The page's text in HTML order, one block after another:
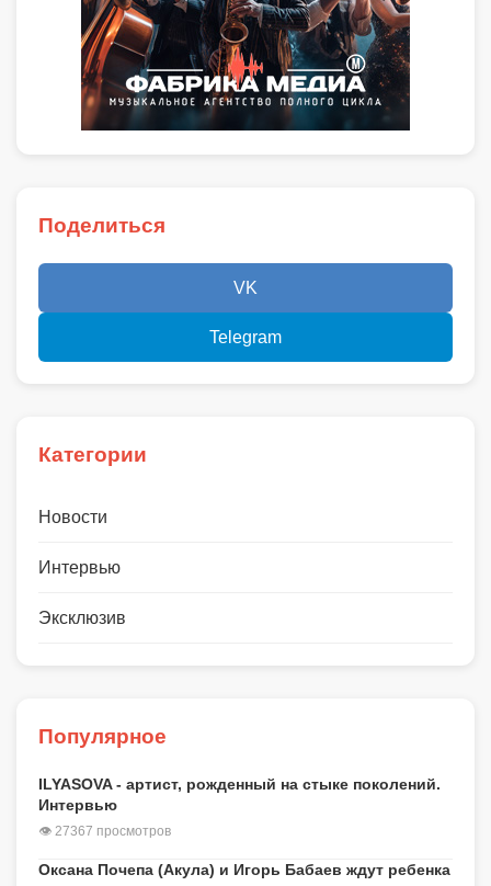
Поделиться
VK
Telegram
Категории
Новости
Интервью
Эксклюзив
Популярное
ILYASOVA - артист, рожденный на стыке поколений.
Интервью
👁 27367 просмотров
Оксана Почепа (Акула) и Игорь Бабаев ждут ребенка